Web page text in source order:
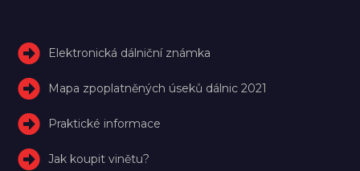
Elektronická dálniční známka
Mapa zpoplatněných úseků dálnic 2021
Praktické informace
Jak koupit vinětu?